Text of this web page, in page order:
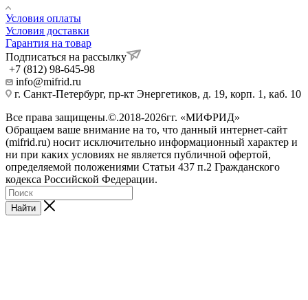
Условия оплаты
Условия доставки
Гарантия на товар
Подписаться на рассылку
+7 (812) 98-645-98
info@mifrid.ru
г. Санкт-Петербург, пр-кт Энергетиков, д. 19, корп. 1, каб. 10
Все права защищены.©.2018-2026гг. «МИФРИД»
Обращаем ваше внимание на то, что данный интернет-сайт
(mifrid.ru) носит исключительно информационный характер и
ни при каких условиях не является публичной офертой,
определяемой положениями Статьи 437 п.2 Гражданского
кодекса Российской Федерации.
Найти